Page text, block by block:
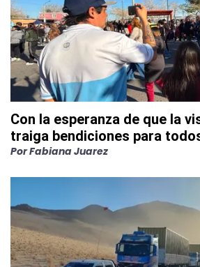
Con la esperanza de que la
traiga bendiciones para
PorFabiana Juarez